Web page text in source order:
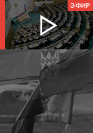
ЭФИР